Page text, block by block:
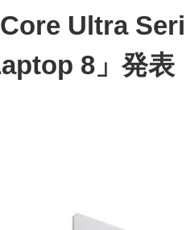
Ultra
8」発表